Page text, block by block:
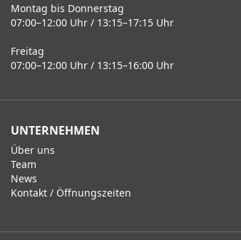
Montag bis Donnerstag
07:00–12:00 Uhr / 13:15–17:15 Uhr
Freitag
07:00–12:00 Uhr / 13:15–16:00 Uhr
UNTERNEHMEN
Über uns
Team
News
Kontakt / Öffnungszeiten